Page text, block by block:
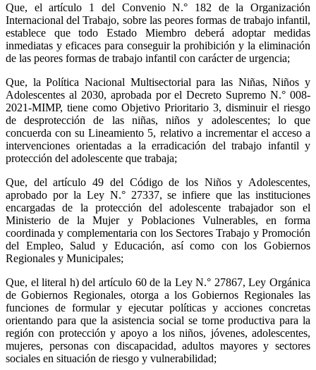
Que, el artículo 1 del Convenio N.° 182 de la Organización
Internacional del Trabajo, sobre las peores formas de trabajo infantil,
establece que todo Estado Miembro deberá adoptar medidas
inmediatas y eficaces para conseguir la prohibición y la eliminación
de las peores formas de trabajo infantil con carácter de urgencia;
Que, la Política Nacional Multisectorial para las Niñas, Niños y
Adolescentes al 2030, aprobada por el Decreto Supremo N.° 008-
2021-MIMP, tiene como Objetivo Prioritario 3, disminuir el riesgo
de desprotección de las niñas, niños y adolescentes; lo que
concuerda con su Lineamiento 5, relativo a incrementar el acceso a
intervenciones orientadas a la erradicación del trabajo infantil y
protección del adolescente que trabaja;
Que, del artículo 49 del Código de los Niños y Adolescentes,
aprobado por la Ley N.° 27337, se infiere que las instituciones
encargadas de la protección del adolescente trabajador son el
Ministerio de la Mujer y Poblaciones Vulnerables, en forma
coordinada y complementaria con los Sectores Trabajo y Promoción
del Empleo, Salud y Educación, así como con los Gobiernos
Regionales y Municipales;
Que, el literal h) del artículo 60 de la Ley N.° 27867, Ley Orgánica
de Gobiernos Regionales, otorga a los Gobiernos Regionales las
funciones de formular y ejecutar políticas y acciones concretas
orientando para que la asistencia social se torne productiva para la
región con protección y apoyo a los niños, jóvenes, adolescentes,
mujeres, personas con discapacidad, adultos mayores y sectores
sociales en situación de riesgo y vulnerabilidad;